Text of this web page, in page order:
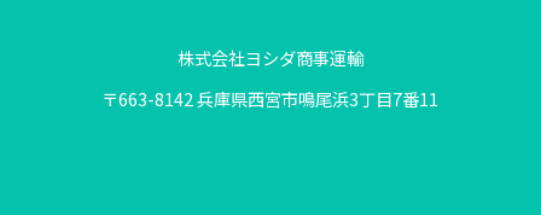
株式会社ヨシダ商事運輸
〒663-8142 兵庫県西宮市鳴尾浜3丁目7番11